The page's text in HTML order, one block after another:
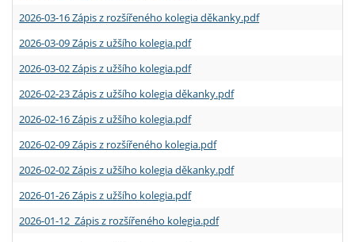
2026-03-16 Zápis z rozšířeného kolegia děkanky.pdf
2026-03-09 Zápis z užšího kolegia.pdf
2026-03-02 Zápis z užšího kolegia.pdf
2026-02-23 Zápis z užšího kolegia děkanky.pdf
2026-02-16 Zápis z užšího kolegia.pdf
2026-02-09 Zápis z rozšířeného kolegia.pdf
2026-02-02 Zápis z užšího kolegia děkanky.pdf
2026-01-26 Zápis z užšího kolegia.pdf
2026-01-12 Zápis z rozšířeného kolegia.pdf